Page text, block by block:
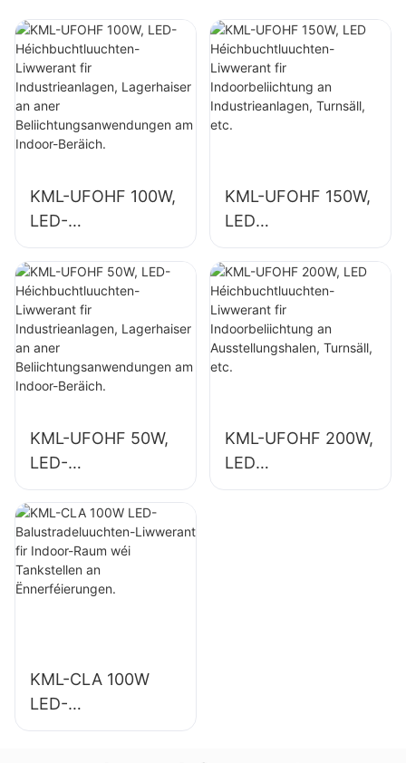
Industrieanlagen,
Turnsäll, etc.
Ausstellungshalen,
Turnsäll, etc.
KML-UFOHF 100W,
LED-
Héichbuchtluuchte
n-Liwwerant fir
Industrieanlagen,
Lagerhaiser an
aner
Beliichtungsanwen
dungen am Indoor-
KML-UFOHF 150W,
LED
Héichbuchtluuchte
n-Liwwerant fir
Indoorbeliichtung
an
Industrieanlagen,
Turnsäll, etc.
KML-UFOHF 50W,
LED-
Héichbuchtluuchte
n-Liwwerant fir
Industrieanlagen,
Lagerhaiser an
aner
KML-UFOHF 200W,
LED
Héichbuchtluuchte
KML-CLA 100W
LED-
Balustradeluuchten